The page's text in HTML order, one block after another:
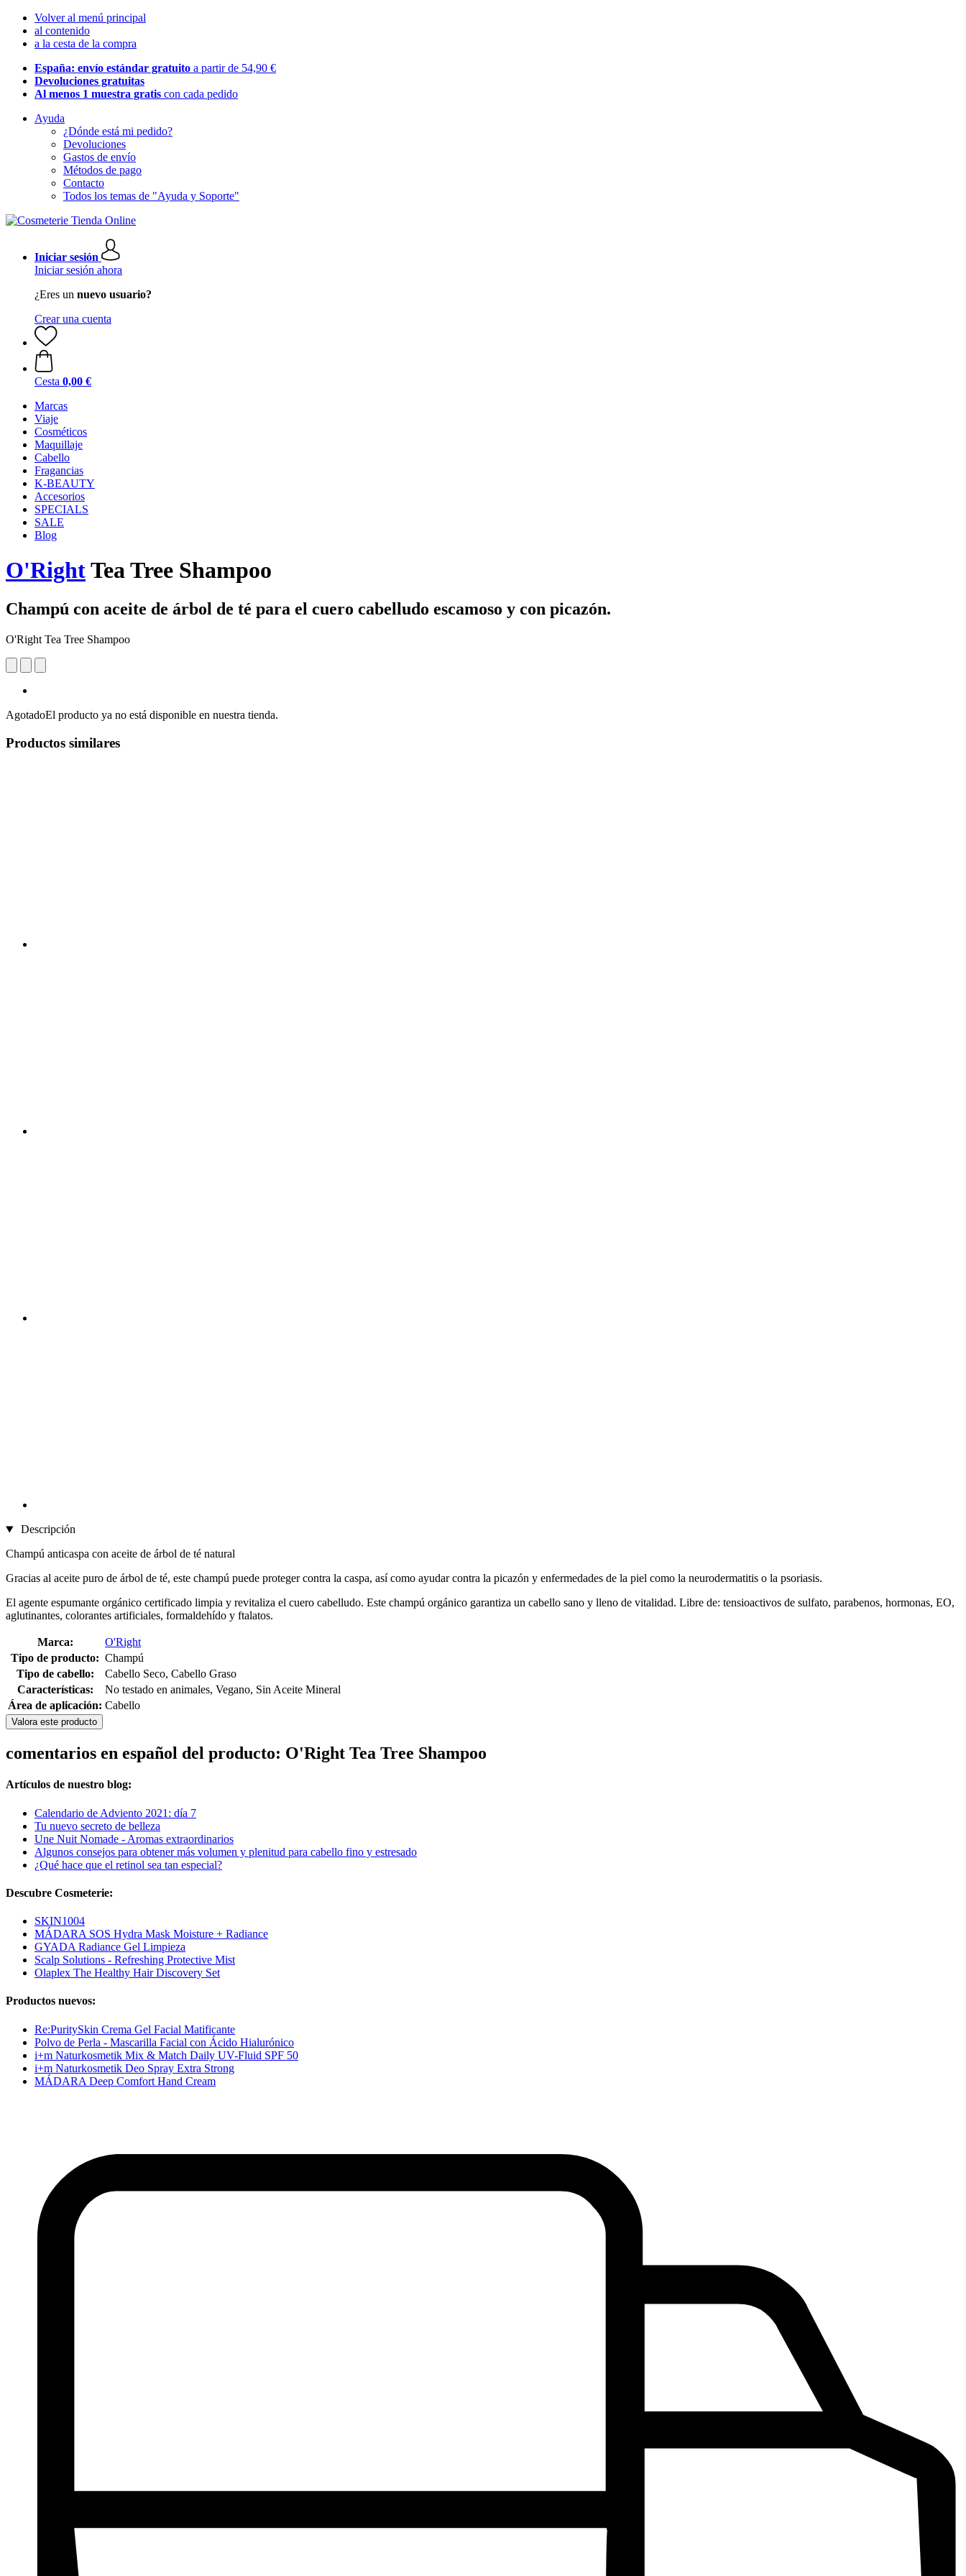
Volver al menú principal
al contenido
a la cesta de la compra
España: envío estándar gratuito a partir de 54,90 €
Devoluciones gratuitas
Al menos 1 muestra gratis con cada pedido
Ayuda
¿Dónde está mi pedido?
Devoluciones
Gastos de envío
Métodos de pago
Contacto
Todos los temas de "Ayuda y Soporte"
Iniciar sesión
Iniciar sesión ahora
¿Eres un nuevo usuario?
Crear una cuenta
Cesta 0,00 €
Marcas
Viaje
Cosméticos
Maquillaje
Cabello
Fragancias
K-BEAUTY
Accesorios
SPECIALS
SALE
Blog
O'RightTea Tree Shampoo
Champú con aceite de árbol de té para el cuero cabelludo escamoso y con picazón.
O'Right Tea Tree Shampoo
AgotadoEl producto ya no está disponible en nuestra tienda.
Productos similares
Descripción
Champú anticaspa con aceite de árbol de té natural
Gracias al aceite puro de árbol de té, este champú puede proteger contra la caspa, así como ayudar contra la picazón y enfermedades de la piel como la neurodermatitis o la psoriasis.
El agente espumante orgánico certificado limpia y revitaliza el cuero cabelludo. Este champú orgánico garantiza un cabello sano y lleno de vitalidad. Libre de: tensioactivos de sulfato, parabenos, hormonas, EO,
aglutinantes, colorantes artificiales, formaldehído y ftalatos.
Marca:
O'Right
Tipo de producto: Champú
Tipo de cabello:
Cabello Seco, Cabello Graso
Características:
No testado en animales, Vegano, Sin Aceite Mineral
Área de aplicación: Cabello
Valora este producto
comentarios en español del producto: O'Right Tea Tree Shampoo
Artículos de nuestro blog:
Calendario de Adviento 2021: día 7
Tu nuevo secreto de belleza
Une Nuit Nomade - Aromas extraordinarios
Algunos consejos para obtener más volumen y plenitud para cabello fino y estresado
¿Qué hace que el retinol sea tan especial?
Descubre Cosmeterie:
SKIN1004
MÁDARA SOS Hydra Mask Moisture + Radiance
GYADA Radiance Gel Limpieza
Scalp Solutions - Refreshing Protective Mist
Olaplex The Healthy Hair Discovery Set
Productos nuevos:
Re:PuritySkin Crema Gel Facial Matificante
Polvo de Perla - Mascarilla Facial con Ácido Hialurónico
i+m Naturkosmetik Mix & Match Daily UV-Fluid SPF 50
i+m Naturkosmetik Deo Spray Extra Strong
MÁDARA Deep Comfort Hand Cream